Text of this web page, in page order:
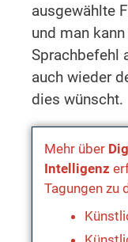
ausgewählte
und man
Sprachbefehl
auch wieder
dies wünscht.
Mehr über
Intelligenz
Tagungen zu